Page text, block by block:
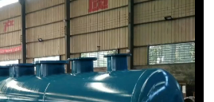
定压补水装置
水处理器设备
锅炉辅机设备